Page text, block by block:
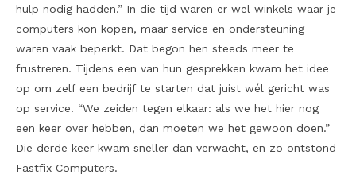
hulp nodig hadden.” In die tijd waren er wel winkels waar je
computers kon kopen, maar service en ondersteuning
waren vaak beperkt. Dat begon hen steeds meer te
frustreren. Tijdens een van hun gesprekken kwam het idee
op om zelf een bedrijf te starten dat juist wél gericht was
op service. “We zeiden tegen elkaar: als we het hier nog
een keer over hebben, dan moeten we het gewoon doen.”
Die derde keer kwam sneller dan verwacht, en zo ontstond
Fastfix Computers.